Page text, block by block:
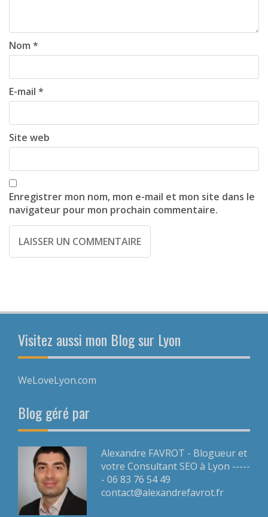
i
o
n
Nom *
E-mail *
Site web
Enregistrer mon nom, mon e-mail et mon site dans le
navigateur pour mon prochain commentaire.
Visitez aussi mon Blog sur Lyon
WeLoveLyon.com
Blog géré par
Alexandre FAVROT - Blogueur et
votre Consultant SEO à Lyon -----
- 06 83 76 54 49
contact@alexandrefavrot.fr